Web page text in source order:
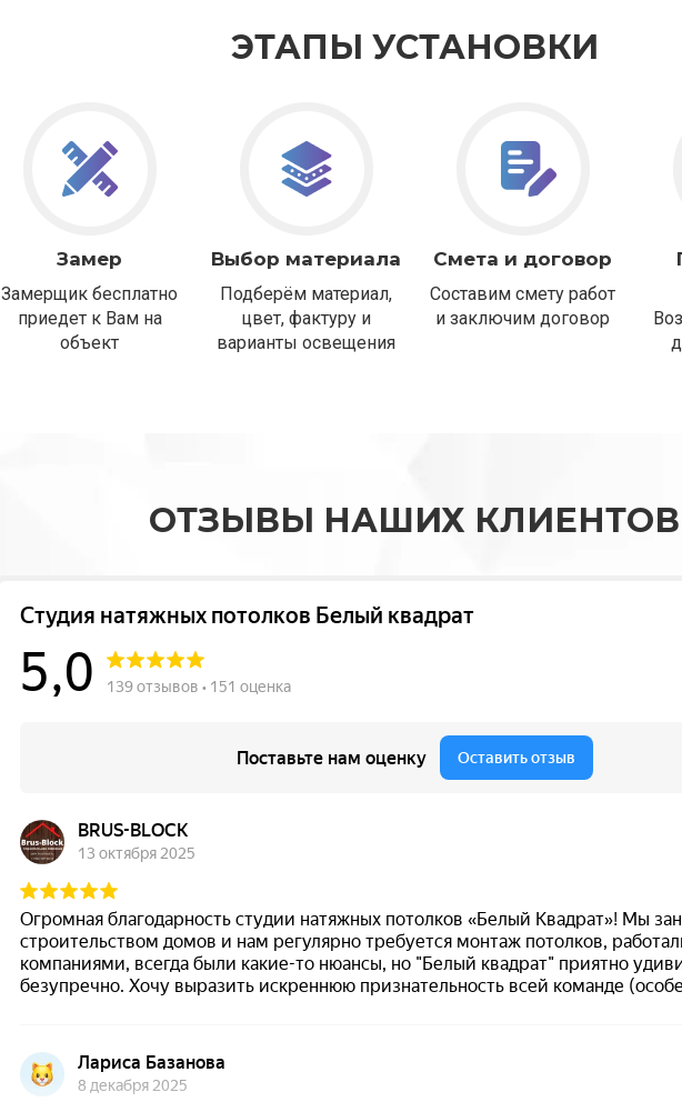
ЭТАПЫ УСТАНОВКИ
Замер
Замерщик бесплатно
приедет к Вам на
объект
Выбор материала
Подберём материал,
цвет, фактуру и
варианты освещения
Смета и договор
Составим смету работ
и заключим договор
ОТЗЫВЫ НАШИХ КЛИЕНТОВ